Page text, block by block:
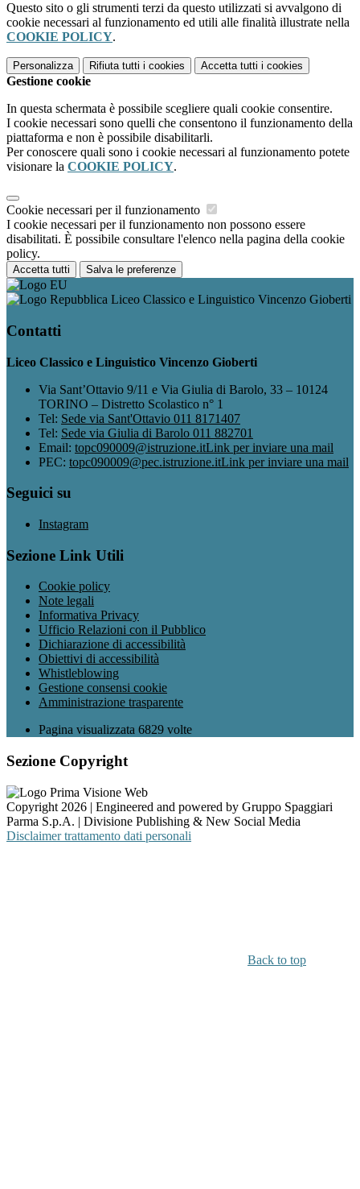
Questo sito o gli strumenti terzi da questo utilizzati si avvalgono di
cookie necessari al funzionamento ed utili alle finalità illustrate nella
COOKIE POLICY.
Personalizza Rifiuta tutti i cookies Accetta tutti i cookies
Gestione cookie
In questa schermata è possibile scegliere quali cookie consentire.
I cookie necessari sono quelli che consentono il funzionamento della
piattaforma e non è possibile disabilitarli.
Per conoscere quali sono i cookie necessari al funzionamento potete
visionare la COOKIE POLICY.
Cookie necessari per il funzionamento
I cookie necessari per il funzionamento non possono essere
disabilitati. È possibile consultare l'elenco nella pagina della cookie
policy.
Accetta tutti Salva le preferenze
Liceo Classico e Linguistico Vincenzo Gioberti
Contatti
Liceo Classico e Linguistico Vincenzo Gioberti
Via Sant’Ottavio 9/11 e Via Giulia di Barolo, 33 – 10124
TORINO – Distretto Scolastico n° 1
Tel: Sede via Sant'Ottavio 011 8171407
Tel: Sede via Giulia di Barolo 011 882701
Email: topc090009@istruzione.itLink per inviare una mail
PEC: topc090009@pec.istruzione.itLink per inviare una mail
Seguici su
Instagram
Sezione Link Utili
Cookie policy
Note legali
Informativa Privacy
Ufficio Relazioni con il Pubblico
Dichiarazione di accessibilità
Obiettivi di accessibilità
Whistleblowing
Gestione consensi cookie
Amministrazione trasparente
Pagina visualizzata 6829 volte
Sezione Copyright
Copyright 2026 | Engineered and powered by Gruppo Spaggiari
Parma S.p.A. | Divisione Publishing & New Social Media
Disclaimer trattamento dati personali
Back to top